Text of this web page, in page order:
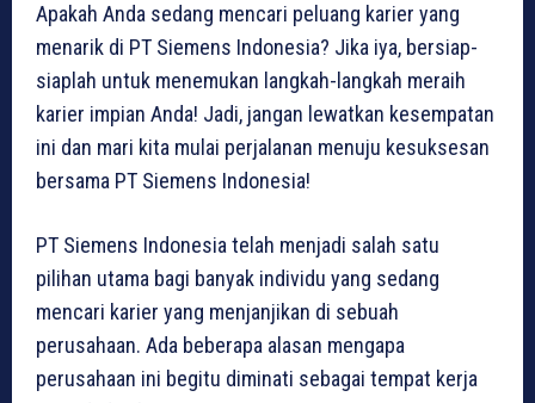
Apakah Anda sedang mencari peluang karier yang
menarik di PT Siemens Indonesia? Jika iya, bersiap-
siaplah untuk menemukan langkah-langkah meraih
karier impian Anda! Jadi, jangan lewatkan kesempatan
ini dan mari kita mulai perjalanan menuju kesuksesan
bersama PT Siemens Indonesia!
PT Siemens Indonesia telah menjadi salah satu
pilihan utama bagi banyak individu yang sedang
mencari karier yang menjanjikan di sebuah
perusahaan. Ada beberapa alasan mengapa
perusahaan ini begitu diminati sebagai tempat kerja